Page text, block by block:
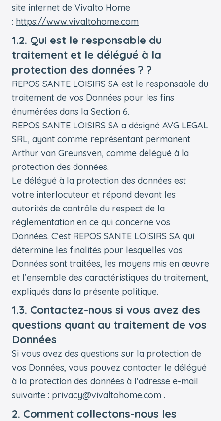
site internet de Vivalto Home
: https://www.vivaltohome.com
1.2. Qui est le responsable du
traitement et le délégué à la
protection des données ? ?
REPOS SANTE LOISIRS SA est le responsable du
traitement de vos Données pour les fins
énumérées dans la Section 6.
REPOS SANTE LOISIRS SA a désigné AVG LEGAL
SRL, ayant comme représentant permanent
Arthur van Greunsven, comme délégué à la
protection des données.
Le délégué à la protection des données est
votre interlocuteur et répond devant les
autorités de contrôle du respect de la
réglementation en ce qui concerne vos
Données. C’est REPOS SANTE LOISIRS SA qui
détermine les finalités pour lesquelles vos
Données sont traitées, les moyens mis en œuvre
et l’ensemble des caractéristiques du traitement,
expliqués dans la présente politique.
1.3. Contactez-nous si vous avez des
questions quant au traitement de vos
Données
Si vous avez des questions sur la protection de
vos Données, vous pouvez contacter le délégué
à la protection des données à l’adresse e-mail
suivante : privacy@vivaltohome.com .
2. Comment collectons-nous les